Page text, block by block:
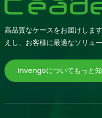
高品質なケースをお届けしま
えし、お客様に最適なソリュ
Invengoについてもっと